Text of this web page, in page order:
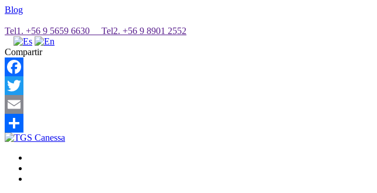
Blog
Tel1. +56 9 5659 6630 Tel2. +56 9 8901 2552
Compartir
Facebook
Twitter
Email
Share